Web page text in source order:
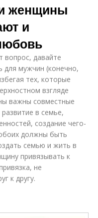
женщины
и
вопрос, давайте
мужчин (конечно,
тех, которые
взгляде
важны совместные
в семье,
создание чего-
должны быть
семью и жить в
привязывать к
не
к другу.